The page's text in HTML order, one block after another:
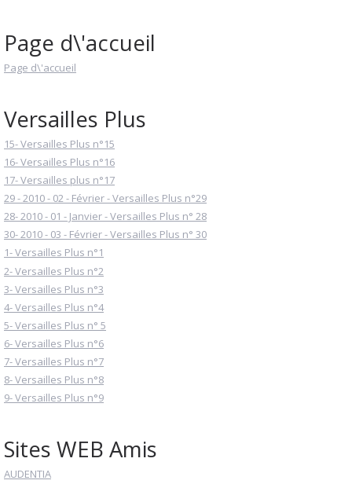
Page d\'accueil
Page d\'accueil
Versailles Plus
15- Versailles Plus n°15
16- Versailles Plus n°16
17- Versailles plus n°17
29 - 2010 - 02 - Février - Versailles Plus n°29
28- 2010 - 01 - Janvier - Versailles Plus n° 28
30- 2010 - 03 - Février - Versailles Plus n° 30
1- Versailles Plus n°1
2- Versailles Plus n°2
3- Versailles Plus n°3
4- Versailles Plus n°4
5- Versailles Plus n° 5
6- Versailles Plus n°6
7- Versailles Plus n°7
8- Versailles Plus n°8
9- Versailles Plus n°9
Sites WEB Amis
AUDENTIA